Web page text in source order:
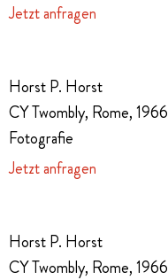
Jetzt anfragen
Horst P. Horst
CY Twombly, Rome, 1966
Fotografie
Jetzt anfragen
Horst P. Horst
CY Twombly, Rome, 1966